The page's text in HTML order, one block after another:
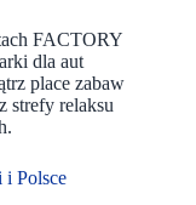
FACTORY
dla aut
place zabaw
strefy relaksu
i Polsce